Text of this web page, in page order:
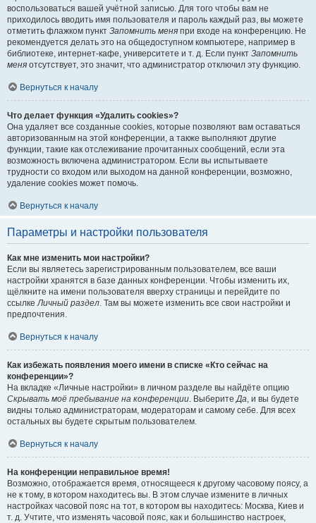
воспользоваться вашей учётной записью. Для того чтобы вам не
приходилось вводить имя пользователя и пароль каждый раз, вы можете
отметить флажком пункт Запомнить меня при входе на конференцию. Не
рекомендуется делать это на общедоступном компьютере, например в
библиотеке, интернет-кафе, университете и т. д. Если пункт Запомнить
меня отсутствует, это значит, что администратор отключил эту функцию.
Вернуться к началу
Что делает функция «Удалить cookies»?
Она удаляет все созданные cookies, которые позволяют вам оставаться
авторизованным на этой конференции, а также выполняют другие
функции, такие как отслеживание прочитанных сообщений, если эта
возможность включена администратором. Если вы испытываете
трудности со входом или выходом на данной конференции, возможно,
удаление cookies может помочь.
Вернуться к началу
Параметры и настройки пользователя
Как мне изменить мои настройки?
Если вы являетесь зарегистрированным пользователем, все ваши
настройки хранятся в базе данных конференции. Чтобы изменить их,
щёлкните на имени пользователя вверху страницы и перейдите по
ссылкеЛичный раздел. Там вы можете изменить все свои настройки и
предпочтения.
Вернуться к началу
Как избежать появления моего имени в списке «Кто сейчас на
конференции»?
На вкладке «Личные настройки» в личном разделе вы найдёте опцию
Скрывать моё пребывание на конференции. ВыберитеДа, и вы будете
видны только администраторам, модераторам и самому себе. Для всех
остальных вы будете скрытым пользователем.
Вернуться к началу
На конференции неправильное время!
Возможно, отображается время, относящееся к другому часовому поясу, а
не к тому, в котором находитесь вы. В этом случае измените в личных
настройках часовой пояс на тот, в котором вы находитесь: Москва, Киев и
т. д. Учтите, что изменять часовой пояс, как и большинство настроек,